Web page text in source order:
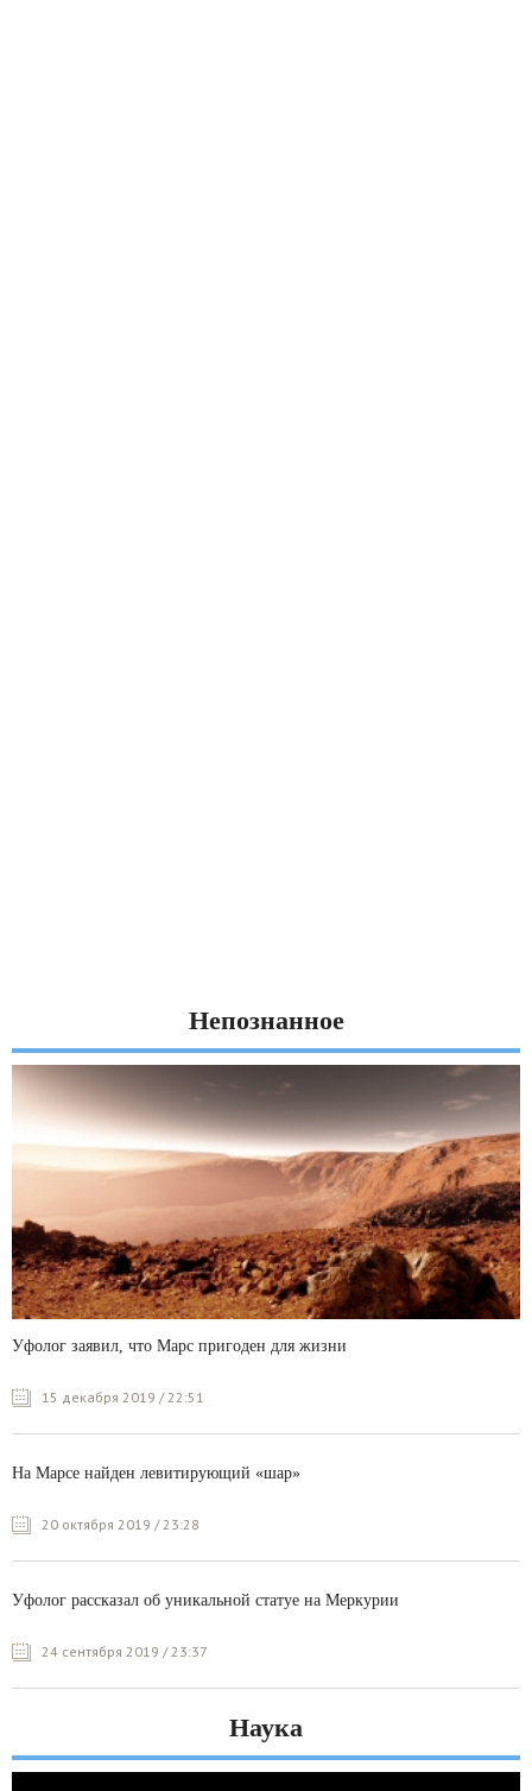
Непознанное
Уфолог заявил, что Марс пригоден для жизни
15 декабря 2019 / 22:51
На Марсе найден левитирующий «шар»
20 октября 2019 / 23:28
Уфолог рассказал об уникальной статуе на Меркурии
24 сентября 2019 / 23:37
Наука